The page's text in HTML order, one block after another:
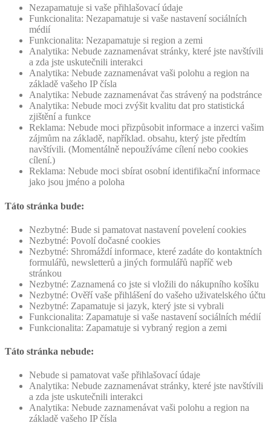
Nezapamatuje si vaše přihlašovací údaje
Funkcionalita: Nezapamatuje si vaše nastavení sociálních
médií
Funkcionalita: Nezapamatuje si region a zemi
Analytika: Nebude zaznamenávat stránky, které jste navštívili
a zda jste uskutečnili interakci
Analytika: Nebude zaznamenávat vaši polohu a region na
základě vašeho IP čísla
Analytika: Nebude zaznamenávat čas strávený na podstránce
Analytika: Nebude moci zvýšit kvalitu dat pro statistická
zjištění a funkce
Reklama: Nebude moci přizpůsobit informace a inzerci vašim
zájmům na základě, například. obsahu, který jste předtím
navštívili. (Momentálně nepoužíváme cílení nebo cookies
cílení.)
Reklama: Nebude moci sbírat osobní identifikační informace
jako jsou jméno a poloha
Táto stránka bude:
Nezbytné: Bude si pamatovat nastavení povelení cookies
Nezbytné: Povolí dočasné cookies
Nezbytné: Shromáždí informace, které zadáte do kontaktních
formulářů, newsletterů a jiných formulářů napříč web
stránkou
Nezbytné: Zaznamená co jste si vložili do nákupního košíku
Nezbytné: Ověří vaše přihlášení do vašeho uživatelského účtu
Nezbytné: Zapamatuje si jazyk, který jste si vybrali
Funkcionalita: Zapamatuje si vaše nastavení sociálních médií
Funkcionalita: Zapamatuje si vybraný region a zemi
Táto stránka nebude:
Nebude si pamatovat vaše přihlašovací údaje
Analytika: Nebude zaznamenávat stránky, které jste navštívili
a zda jste uskutečnili interakci
Analytika: Nebude zaznamenávat vaši polohu a region na
základě vašeho IP čísla